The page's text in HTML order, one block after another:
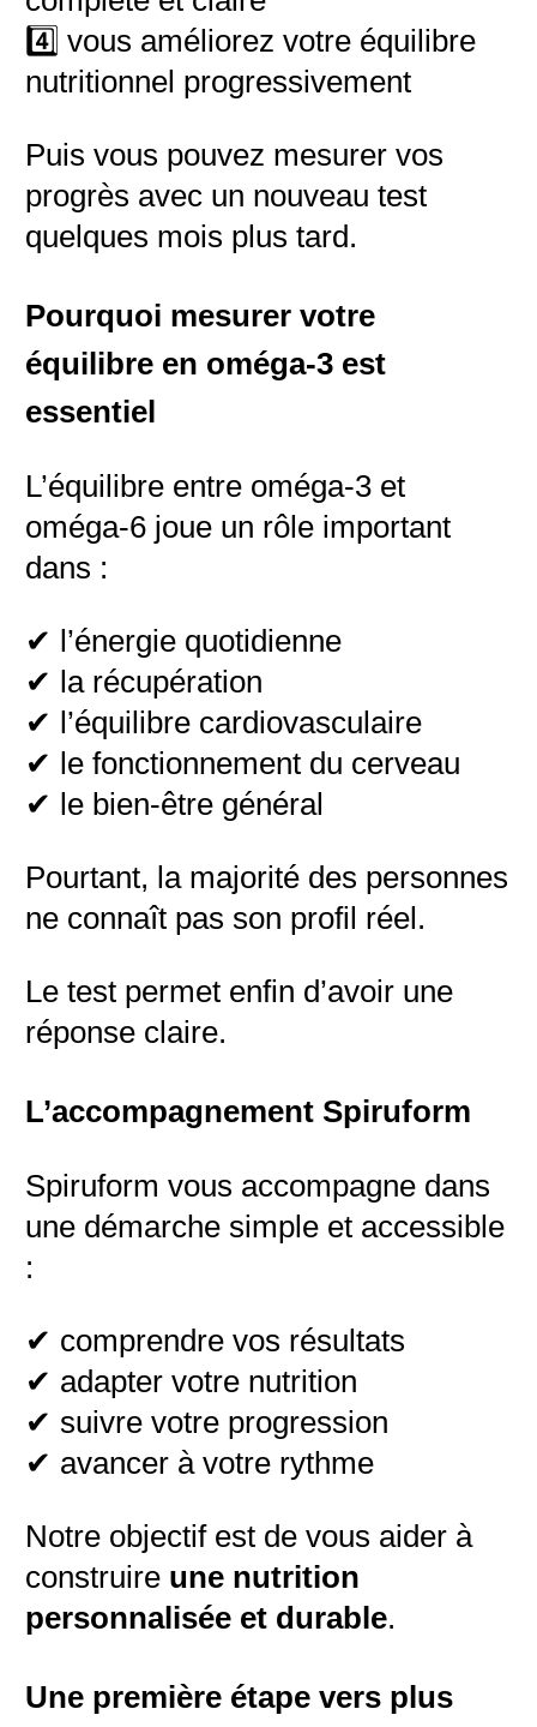
4️⃣ vous améliorez votre équilibre
nutritionnel progressivement
Puis vous pouvez mesurer vos
progrès avec un nouveau test
quelques mois plus tard.
Pourquoi mesurer votre
équilibre en oméga-3 est
essentiel
L’équilibre entre oméga-3 et
oméga-6 joue un rôle important
dans :
✔ l’énergie quotidienne
✔ la récupération
✔ l’équilibre cardiovasculaire
✔ le fonctionnement du cerveau
✔ le bien-être général
Pourtant, la majorité des personnes
ne connaît pas son profil réel.
Le test permet enfin d’avoir une
réponse claire.
L’accompagnement Spiruform
Spiruform vous accompagne dans
une démarche simple et accessible
:
✔ comprendre vos résultats
✔ adapter votre nutrition
✔ suivre votre progression
✔ avancer à votre rythme
Notre objectif est de vous aider à
construire une nutrition
personnalisée et durable.
Une première étape vers plus